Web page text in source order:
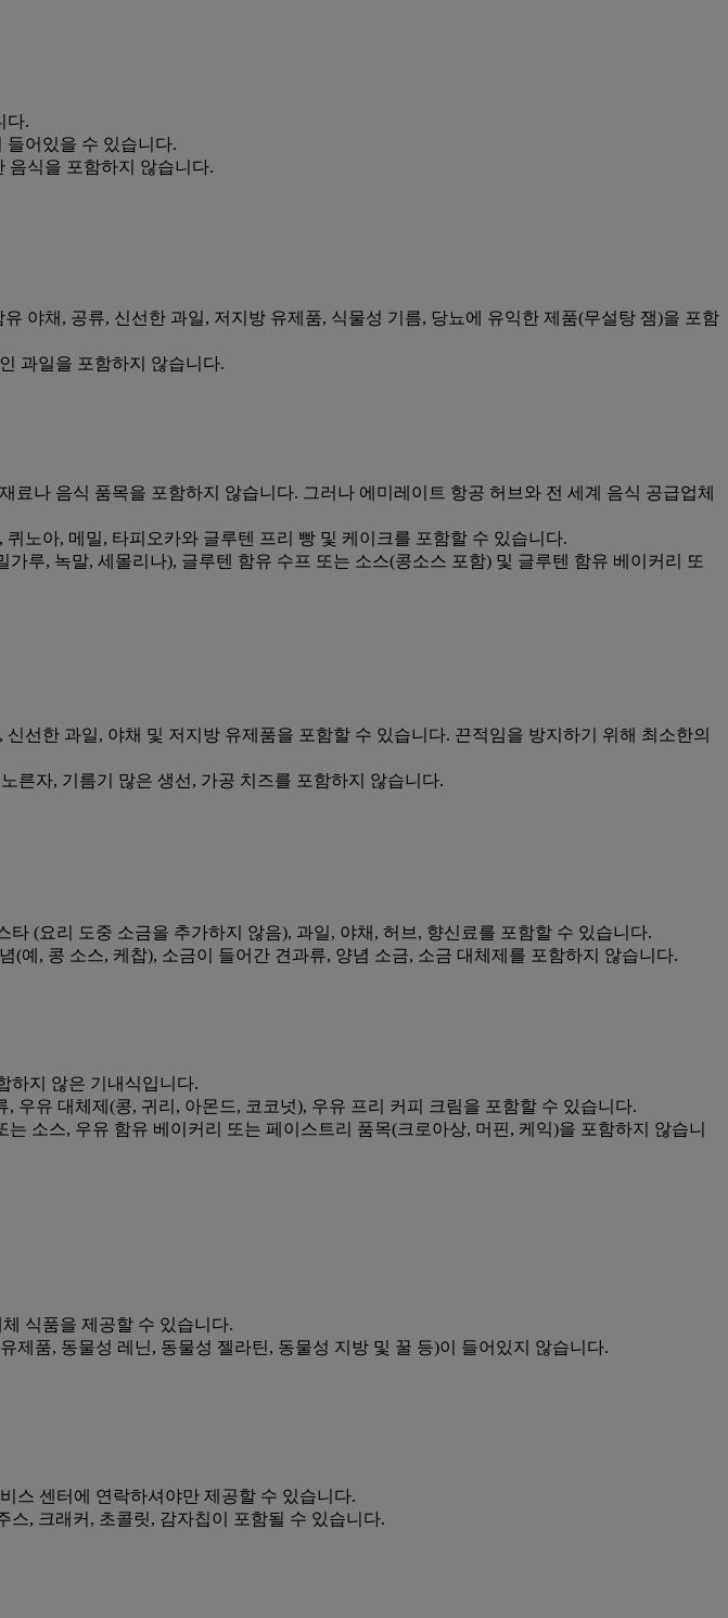
다.
들어있을 수 있습니다.
음식을 포함하지 않습니다.
야채, 공류, 신선한 과일, 저지방 유제품, 식물성 기름, 당뇨에 유익한 제품(무설탕 잼)을 포함
과일을 포함하지 않습니다.
나 음식 품목을 포함하지 않습니다. 그러나 에미레이트 항공 허브와 전 세계 음식 공급업체
노아, 메밀, 타피오카와 글루텐 프리 빵 및 케이크를 포함할 수 있습니다.
루, 녹말, 세몰리나), 글루텐 함유 수프 또는 소스(콩소스 포함) 및 글루텐 함유 베이커리 또
선한 과일, 야채 및 저지방 유제품을 포함할 수 있습니다. 끈적임을 방지하기 위해 최소한의
른자, 기름기 많은 생선, 가공 치즈를 포함하지 않습니다.
(요리 도중 소금을 추가하지 않음), 과일, 야채, 허브, 향신료를 포함할 수 있습니다.
예, 콩 소스, 케찹), 소금이 들어간 견과류, 양념 소금, 소금 대체제를 포함하지 않습니다.
하지 않은 기내식입니다.
우유 대체제(콩, 귀리, 아몬드, 코코넛), 우유 프리 커피 크림을 포함할 수 있습니다.
소스, 우유 함유 베이커리 또는 페이스트리 품목(크로아상, 머핀, 케익)을 포함하지 않습니
식품을 제공할 수 있습니다.
제품, 동물성 레닌, 동물성 젤라틴, 동물성 지방 및 꿀 등)이 들어있지 않습니다.
스 센터에 연락하셔야만 제공할 수 있습니다.
스, 크래커, 초콜릿, 감자칩이 포함될 수 있습니다.